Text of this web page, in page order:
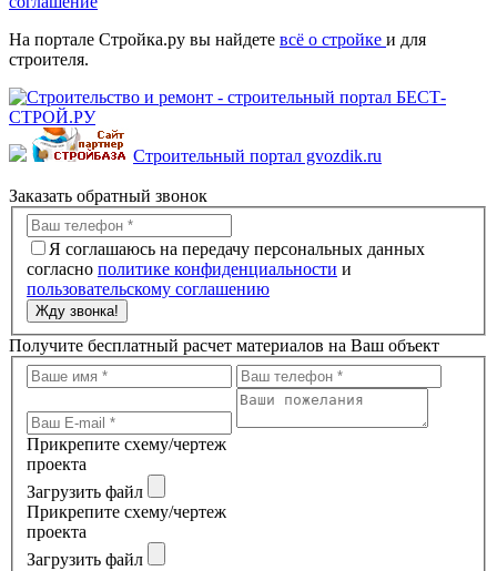
На портале Стройка.ру вы найдете всё о стройке и для
строителя.
Строительный портал gvozdik.ru
Заказать обратный звонок
Я соглашаюсь на передачу персональных данных
согласно политике конфиденциальности и
пользовательскому соглашению
Жду звонка!
Получите бесплатный расчет материалов на Ваш объект
Прикрепите схему/чертеж
проекта
Загрузить файл
Прикрепите схему/чертеж
проекта
Загрузить файл